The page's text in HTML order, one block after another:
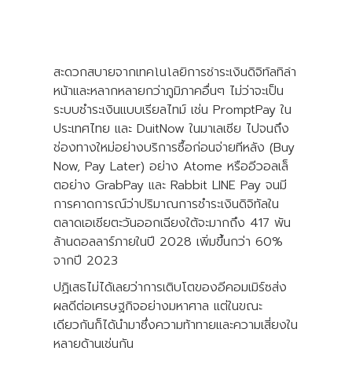
สะดวกสบายจากเทคโนโลยีการชำระเงินดิจิทัลที่ล้ำ
หน้าและหลากหลายกว่าภูมิภาคอื่นๆ ไม่ว่าจะเป็น
ระบบชำระเงินแบบเรียลไทม์ เช่น PromptPay ใน
ประเทศไทย และ DuitNow ในมาเลเซีย ไปจนถึง
ช่องทางใหม่อย่างบริการซื้อก่อนจ่ายทีหลัง (Buy
Now, Pay Later) อย่าง Atome หรืออีวอลเล็
ตอย่าง GrabPay และ Rabbit LINE Pay จนมี
การคาดการณ์ว่าปริมาณการชำระเงินดิจิทัลใน
ตลาดเอเชียตะวันออกเฉียงใต้จะมากถึง 417 พัน
ล้านดอลลาร์ภายในปี 2028 เพิ่มขึ้นกว่า 60%
จากปี 2023
ปฏิเสธไม่ได้เลยว่าการเติบโตของอีคอมเมิร์ซส่ง
ผลดีต่อเศรษฐกิจอย่างมหาศาล แต่ในขณะ
เดียวกันก็ได้นำมาซึ่งความท้าทายและความเสี่ยงใน
หลายด้านเช่นกัน